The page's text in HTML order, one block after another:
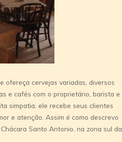
ofereça cervejas variadas, diversos
e cafés com o proprietário, barista e
simpatia, ele recebe seus clientes
e atenção. Assim é como descrevo
Santo Antonio, na zona sul da